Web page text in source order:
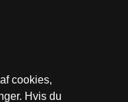
cookies,
Hvis du